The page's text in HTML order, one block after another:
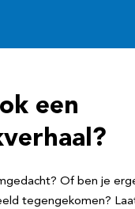
een
Of ben je
tegengekomen?